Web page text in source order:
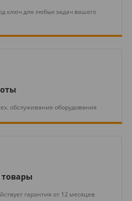
ключ для любых задач вашего
обслуживание оборудования
товары
гарантия от 12 месяцев